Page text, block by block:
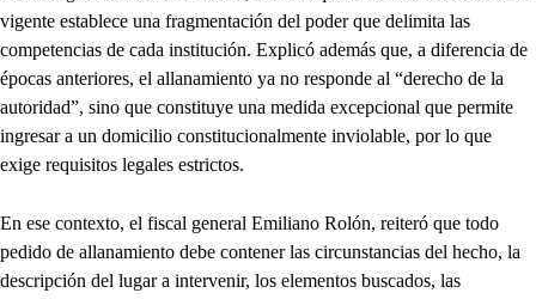
vigente establece una fragmentación del poder que delimita las
competencias de cada institución. Explicó además que, a diferencia de
épocas anteriores, el allanamiento ya no responde al “derecho de la
autoridad”, sino que constituye una medida excepcional que permite
ingresar a un domicilio constitucionalmente inviolable, por lo que
exige requisitos legales estrictos.
En ese contexto, el fiscal general Emiliano Rolón, reiteró que todo
pedido de allanamiento debe contener las circunstancias del hecho, la
descripción del lugar a intervenir, los elementos buscados, las